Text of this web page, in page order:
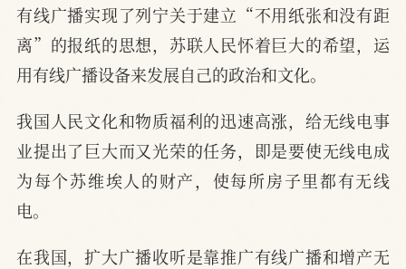
有线广播实现了列宁关于建立“不用纸张和没有距
离”的报纸的思想，苏联人民怀着巨大的希望，运
用有线广播设备来发展自己的政治和文化。
我国人民文化和物质福利的迅速高涨，给无线电事
业提出了巨大而又光荣的任务，即是要使无线电成
为每个苏维埃人的财产，使每所房子里都有无线
电。
在我国，扩大广播收听是靠推广有线广播和增产无